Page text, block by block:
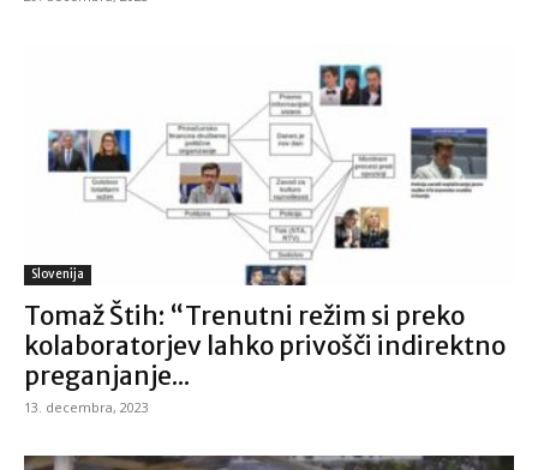
Slovenija
Tomaž Štih: “Trenutni režim si preko
kolaboratorjev lahko privošči indirektno
preganjanje...
13. decembra, 2023